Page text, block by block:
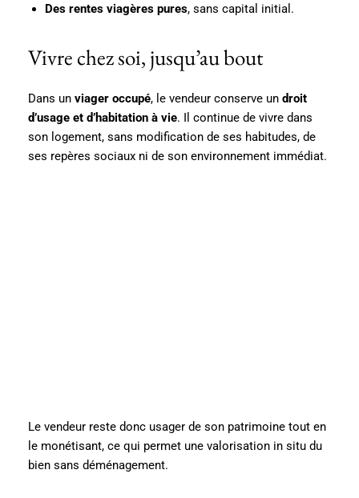
Des rentes viagères pures, sans capital initial.
Vivre chez soi, jusqu’au bout
Dans un viager occupé, le vendeur conserve un droit
d’usage et d’habitation à vie. Il continue de vivre dans
son logement, sans modification de ses habitudes, de
ses repères sociaux ni de son environnement immédiat.
Le vendeur reste donc usager de son patrimoine tout en
le monétisant, ce qui permet une valorisation in situ du
bien sans déménagement.